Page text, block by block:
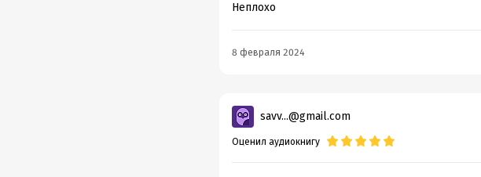
Неплохо
8 февраля 2024
savv...@gmail.com
Оценил аудиокнигу